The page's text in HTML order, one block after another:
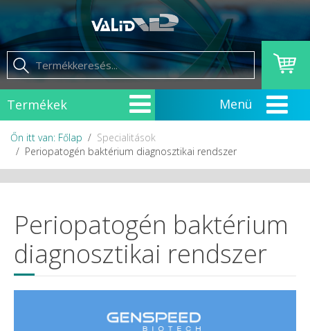
Termékek
Őn itt van: Főlap
Specialitások
Periopatogén baktérium diagnosztikai rendszer
Periopatogén baktérium
diagnosztikai rendszer